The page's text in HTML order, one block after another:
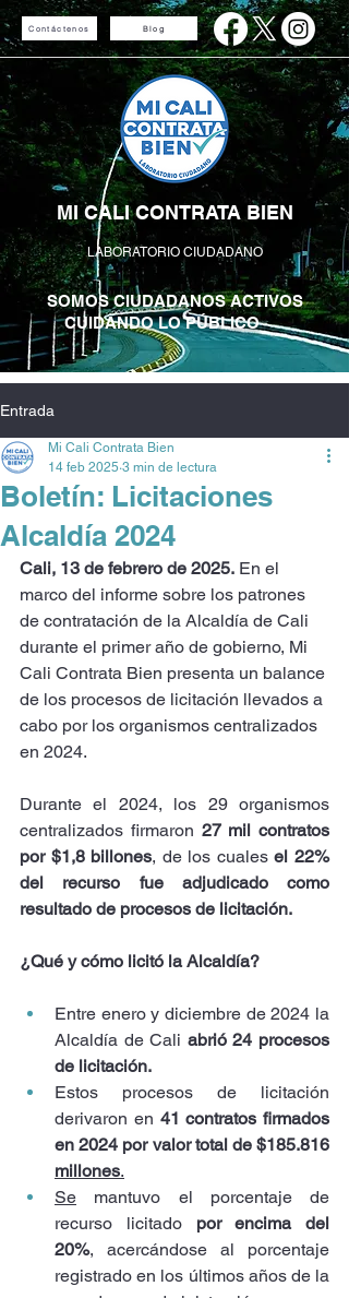
Contáctenos Blog
MI CALI CONTRATA BIEN
LABORATORIO CIUDADANO
SOMOS CIUDADANOS ACTIVOS
CUIDANDO LO PÚBLICO
Entrada
Boletín: Licitaciones
Alcaldía 2024
Mi Cali Contrata Bien
14 feb 2025 3 min de lectura
Cali, 13 de febrero de 2025. En el
marco del informe sobre los patrones
de contratación de la Alcaldía de Cali
durante el primer año de gobierno, Mi
Cali Contrata Bien presenta un balance
de los procesos de licitación llevados a
cabo por los organismos centralizados
en 2024.
Durante el 2024, los 29 organismos
centralizados firmaron 27 mil contratos
por $1,8 billones, de los cuales el 22%
del recurso fue adjudicado como
resultado de procesos de licitación.
¿Qué y cómo licitó la Alcaldía?
Entre enero y diciembre de 2024 la
Alcaldía de Cali abrió 24 procesos
de licitación.
Estos procesos de licitación
derivaron en 41 contratos firmados
millones.
Se mantuvo el porcentaje de
recurso licitado por encima del
20%, acercándose al porcentaje
registrado en los últimos años de la